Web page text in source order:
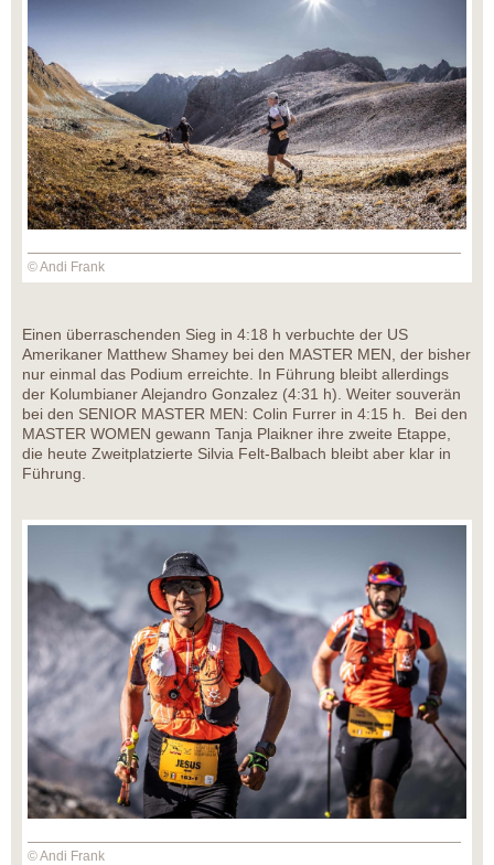
© Andi Frank
Einen überraschenden Sieg in 4:18 h verbuchte der US
Amerikaner Matthew Shamey bei den MASTER MEN, der bisher
nur einmal das Podium erreichte. In Führung bleibt allerdings
der Kolumbianer Alejandro Gonzalez (4:31 h). Weiter souverän
bei den SENIOR MASTER MEN: Colin Furrer in 4:15 h. Bei den
MASTER WOMEN gewann Tanja Plaikner ihre zweite Etappe,
die heute Zweitplatzierte Silvia Felt-Balbach bleibt aber klar in
Führung.
© Andi Frank